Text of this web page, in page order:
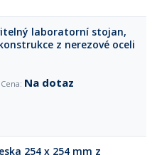
laboratorní stojan,
z nerezové oceli
Na dotaz
254 x 254 mm z